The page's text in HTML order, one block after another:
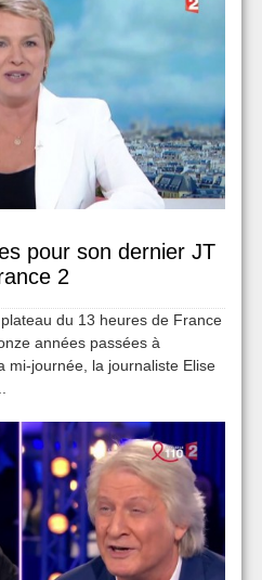
pour son dernier JT
2
du 13 heures de France
années passées à
mi-journée, la journaliste Elise